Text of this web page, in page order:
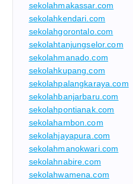
sekolahmakassar.com
sekolahkendari.com
sekolahgorontalo.com
sekolahtanjungselor.com
sekolahmanado.com
sekolahkupang.com
sekolahpalangkaraya.com
sekolahbanjarbaru.com
sekolahpontianak.com
sekolahambon.com
sekolahjayapura.com
sekolahmanokwari.com
sekolahnabire.com
sekolahwamena.com